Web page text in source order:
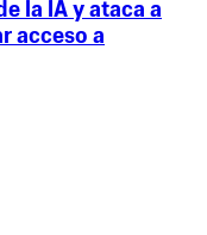
la IA y ataca a
acceso a